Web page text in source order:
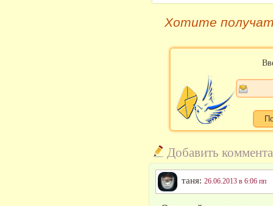
Хотите
Добавить
таня: 26.06.2013 в 6:06 пп